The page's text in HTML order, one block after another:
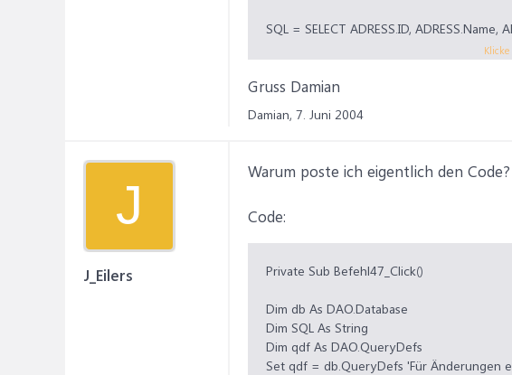
SQL = SELECT ADRESS.ID, ADRESS.Name,
Gruss Damian
Damian, 7. Juni 2004
J
J_Eilers
Warum poste ich eigentlich den
Code:
Private Sub Befehl47_Click()
Dim db As DAO.Database
Dim SQL As String
Dim qdf As DAO.QueryDefs
Set qdf = db.QueryDefs 'Für Änderungen